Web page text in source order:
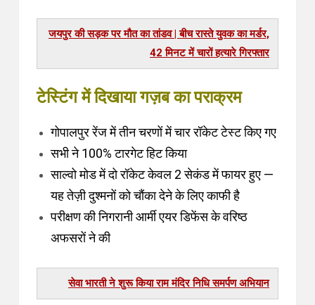
जयपुर की सड़क पर मौत का तांडव | बीच रास्ते युवक का मर्डर,
42 मिनट में चारों हत्यारे गिरफ्तार
टेस्टिंग में दिखाया गज़ब का पराक्रम
गोपालपुर रेंज में तीन चरणों में चार रॉकेट टेस्ट किए गए
सभी ने 100% टारगेट हिट किया
साल्वो मोड में दो रॉकेट केवल 2 सेकंड में फायर हुए —
यह तेज़ी दुश्मनों को चौंका देने के लिए काफी है
परीक्षण की निगरानी आर्मी एयर डिफेंस के वरिष्ठ
अफसरों ने की
सेवा भारती ने शुरू किया राम मंदिर निधि समर्पण अभियान